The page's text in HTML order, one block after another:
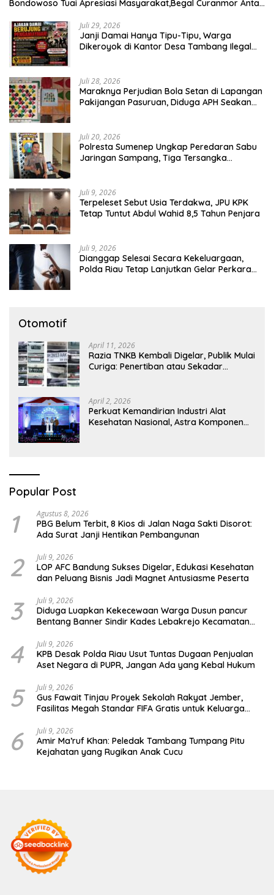
Bondowoso Tuai Apresiasi Masyarakat,Begal Curanmor Antar
Juli 29, 2026
Janji Damai Hanya Tipu-Tipu, Warga
Dikeroyok di Kantor Desa Tambang Ilegal
Juli 28, 2026
Maraknya Perjudian Bola Setan di Lapangan
Pakijangan Pasuruan, Diduga APH Seakan
Juli 20, 2026
Polresta Sumenep Ungkap Peredaran Sabu
Jaringan Sampang, Tiga Tersangka
Juli 9, 2026
Terpeleset Sebut Usia Terdakwa, JPU KPK
Tetap Tuntut Abdul Wahid 8,5 Tahun Penjara
Juli 9, 2026
Dianggap Selesai Secara Kekeluargaan,
Polda Riau Tetap Lanjutkan Gelar Perkara
Otomotif
April 11, 2026
Razia TNKB Kembali Digelar, Publik Mulai
Curiga: Penertiban atau Sekadar
April 2, 2026
Perkuat Kemandirian Industri Alat
Kesehatan Nasional, Astra Komponen
Popular Post
1 Agustus 8, 2026
PBG Belum Terbit, 8 Kios di Jalan Naga Sakti Disorot:
Ada Surat Janji Hentikan Pembangunan
2 Juli 9, 2026
LOP AFC Bandung Sukses Digelar, Edukasi Kesehatan
dan Peluang Bisnis Jadi Magnet Antusiasme Peserta
3 Juli 9, 2026
Diduga Luapkan Kekecewaan Warga Dusun pancur
Bentang Banner Sindir Kades Lebakrejo Kecamatan
4 Juli 9, 2026
KPB Desak Polda Riau Usut Tuntas Dugaan Penjualan
Aset Negara di PUPR, Jangan Ada yang Kebal Hukum
5 Juli 9, 2026
Gus Fawait Tinjau Proyek Sekolah Rakyat Jember,
Fasilitas Megah Standar FIFA Gratis untuk Keluarga
6 Juli 9, 2026
Amir Ma’ruf Khan: Peledak Tambang Tumpang Pitu
Kejahatan yang Rugikan Anak Cucu